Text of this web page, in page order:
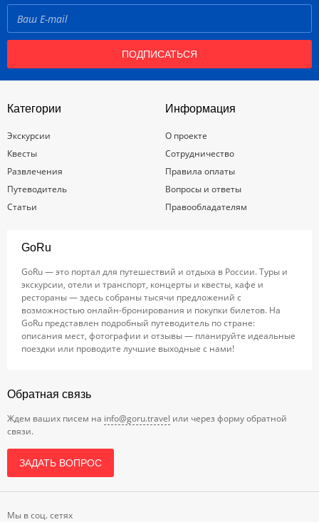
ПОДПИСАТЬСЯ
Категории
Экскурсии
Квесты
Развлечения
Путеводитель
Статьи
Информация
О проекте
Сотрудничество
Правила оплаты
Вопросы и ответы
Правообладателям
GoRu
GoRu — это портал для путешествий и отдыха в России. Туры и
экскурсии, отели и транспорт, концерты и квесты, кафе и
рестораны — здесь собраны тысячи предложений с
возможностью онлайн-бронирования и покупки билетов. На
GoRu представлен подробный путеводитель по стране:
описания мест, фотографии и отзывы — планируйте идеальные
поездки или проводите лучшие выходные с нами!
Обратная связь
Ждем ваших писем на info@goru.travel или через форму обратной
связи.
ЗАДАТЬ ВОПРОС
Мы в соц. сетях